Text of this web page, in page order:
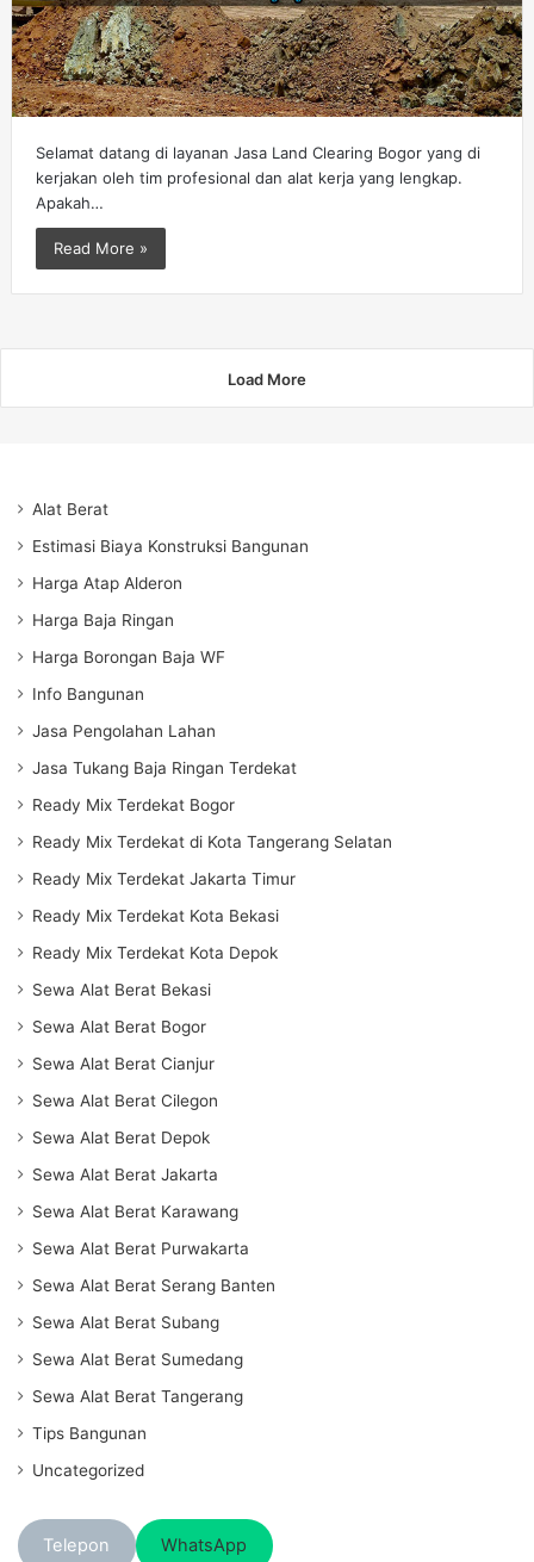
Selamat datang di layanan Jasa Land Clearing Bogor yang di
kerjakan oleh tim profesional dan alat kerja yang lengkap.
Apakah…
Read More »
Load More
Alat Berat
Estimasi Biaya Konstruksi Bangunan
Harga Atap Alderon
Harga Baja Ringan
Harga Borongan Baja WF
Info Bangunan
Jasa Pengolahan Lahan
Jasa Tukang Baja Ringan Terdekat
Ready Mix Terdekat Bogor
Ready Mix Terdekat di Kota Tangerang Selatan
Ready Mix Terdekat Jakarta Timur
Ready Mix Terdekat Kota Bekasi
Ready Mix Terdekat Kota Depok
Sewa Alat Berat Bekasi
Sewa Alat Berat Bogor
Sewa Alat Berat Cianjur
Sewa Alat Berat Cilegon
Sewa Alat Berat Depok
Sewa Alat Berat Jakarta
Sewa Alat Berat Karawang
Sewa Alat Berat Purwakarta
Sewa Alat Berat Serang Banten
Sewa Alat Berat Subang
Sewa Alat Berat Sumedang
Sewa Alat Berat Tangerang
Tips Bangunan
Uncategorized
Telepon WhatsApp